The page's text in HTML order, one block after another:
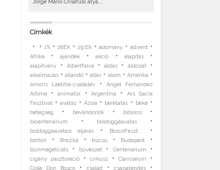
Jorge Mario Crisafulli atya,..
Címkék
• •1% • 28EK• 29.EK•adomány •advent •
Afrika •ajándék •akció • alapítás•
alapítvány• Albertfalva •áldás •áldozat •
alkalmazás•állandó •állás • álom • Amerika •
Amoris Laetitia-családév•
Ángel Fernández
Artime•animátor •Argentína •
Ars Sacra
Fesztivál•avatás • Ázsia • beiktatás • béke•
betegség • bevándorlók• bíboros•
bicentenárium • boldoggáavatás•
boldoggáavatási eljárás • BoscoFeszt •
börtön • Brazília • búcsú • Budapest •
bűnmegelőzés• bűvészet• Centenárium •
cigány pasztoráció• cirkusz• Clarisseum •
Colle Don Bosco• család • csapatépítés •